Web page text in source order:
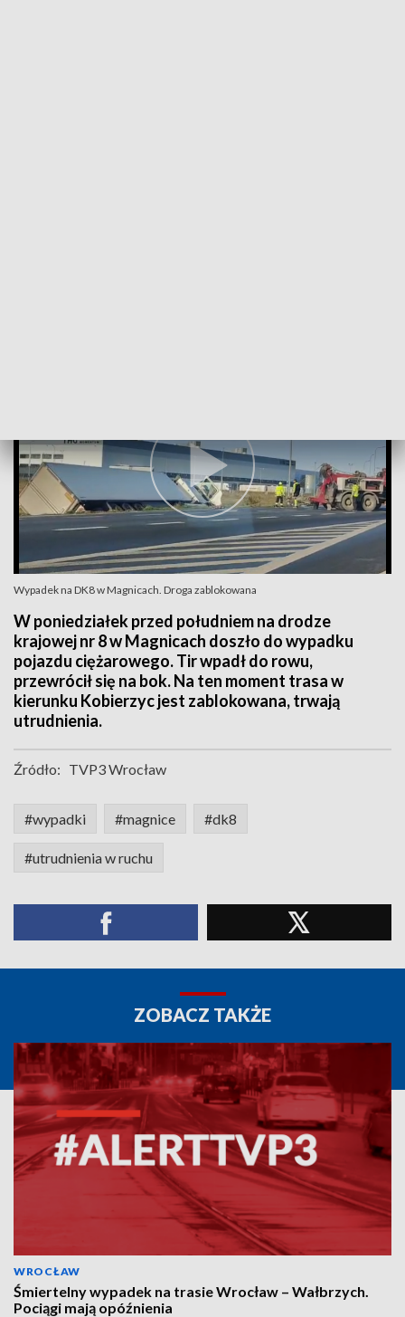
Wypadek na DK8 w Magnicach. Droga zablokowana
W poniedziałek przed południem na drodze
krajowej nr 8 w Magnicach doszło do wypadku
pojazdu ciężarowego. Tir wpadł do rowu,
przewrócił się na bok. Na ten moment trasa w
kierunku Kobierzyc jest zablokowana, trwają
utrudnienia.
Źródło: TVP3 Wrocław
#wypadki #magnice #dk8
#utrudnienia w ruchu
ZOBACZ TAKŻE
WROCŁAW
Śmiertelny wypadek na trasie Wrocław – Wałbrzych.
Pociągi mają opóźnienia